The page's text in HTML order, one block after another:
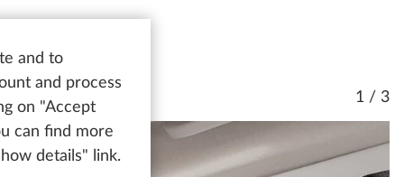
and to
and process
on "Accept
can find more
details" link.
1 / 3